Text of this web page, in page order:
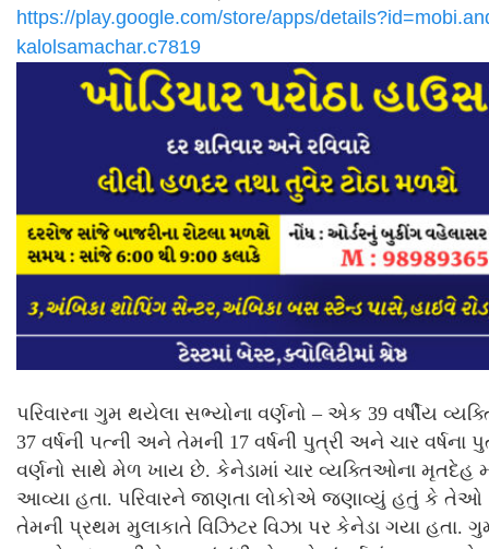
https://play.google.com/store/apps/
kalolsamachar.c7819
પરિવારના ગુમ થયેલા સભ્યોના વર્ણનો – એક 39 વર્ષીય
37 વર્ષની પત્ની અને તેમની 17 વર્ષની પુત્રી અને ચાર વર્ષના
વર્ણનો સાથે મેળ ખાય છે. કેનેડામાં ચાર વ્યક્તિઓના મૃતદેહ
આવ્યા હતા. પરિવારને જાણતા લોકોએ જણાવ્યું હતું કે તેઓ
તેમની પ્રથમ મુલાકાતે વિઝિટર વિઝા પર કેનેડા ગયા હતા.